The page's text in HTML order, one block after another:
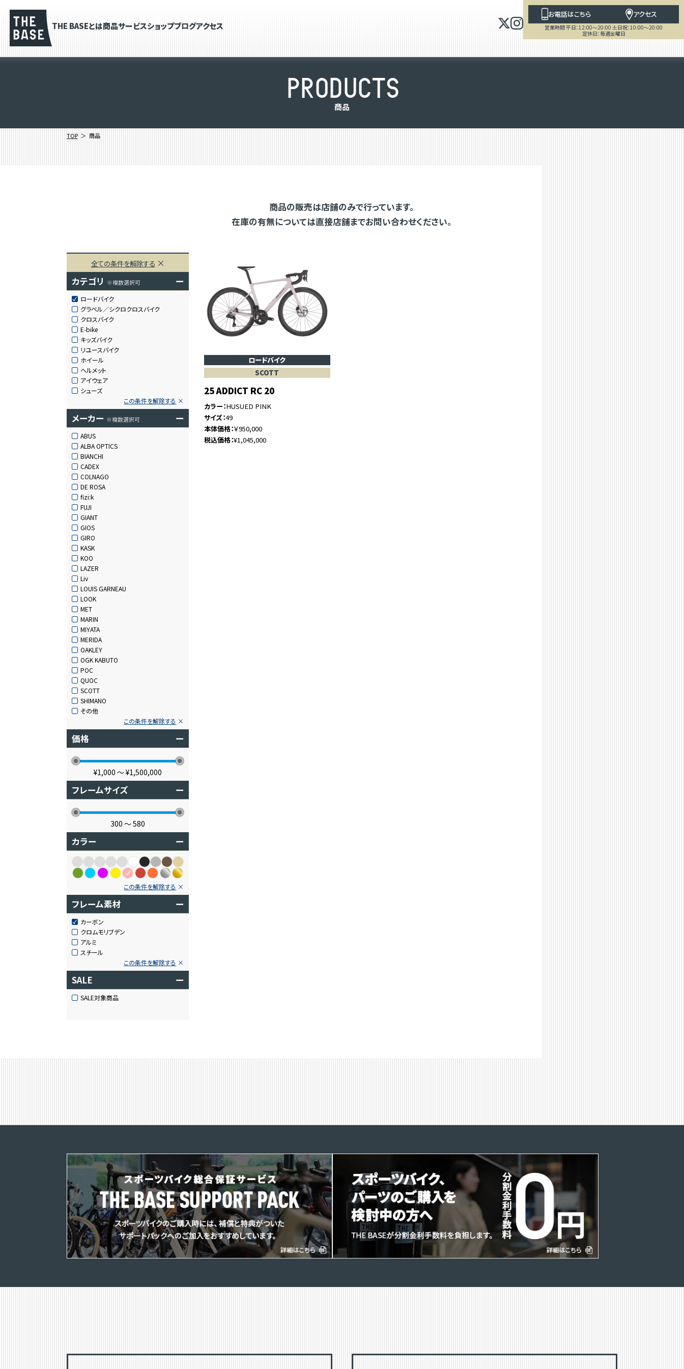
THE BASEとは商品サービスショップブログアクセス
お電話はこちら アクセス
営業時間 平日：12:00～20:00 土日祝：10:00～20:00
定休日：毎週金曜日
PRODUCTS
商品
TOP 商品
商品の販売は店舗のみで行っています。
在庫の有無については直接店舗までお問い合わせください。
全ての条件を解除する
カテゴリ ※複数選択可 ー
ロードバイク
グラベル／シクロクロスバイク
クロスバイク
E-bike
キッズバイク
リユースバイク
ホイール
ヘルメット
アイウェア
シューズ
この条件を解除する
メーカー ※複数選択可 ー
ABUS
ALBA OPTICS
BIANCHI
CADEX
COLNAGO
DE ROSA
fizi:k
FUJI
GIANT
GIOS
GIRO
KASK
KOO
LAZER
Liv
LOUIS GARNEAU
LOOK
MET
MARIN
MIYATA
MERIDA
OAKLEY
OGK KABUTO
POC
QUOC
SCOTT
SHIMANO
その他
この条件を解除する
価格 ー
¥1,000 〜¥1,500,000
フレームサイズ ー
300 〜580
カラー ー
この条件を解除する
フレーム素材 ー
カーボン
クロムモリブデン
アルミ
スチール
この条件を解除する
SALE ー
SALE対象商品
ロードバイク
SCOTT
25 ADDICT RC 20
カラー HUSUED PINK
サイズ 49
本体価格 ￥950,000
税込価格 ¥1,045,000